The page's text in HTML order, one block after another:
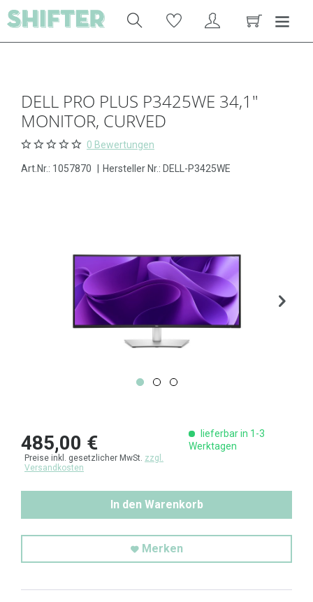
DELL PRO PLUS P3425WE 34,1"
MONITOR, CURVED
0 Bewertungen
Art.Nr.: 1057870 Hersteller Nr.: DELL-P3425WE
485,00 €
Preise inkl. gesetzlicher MwSt. zzgl.
Versandkosten
lieferbar in 1-3
Werktagen
In den Warenkorb
Merken